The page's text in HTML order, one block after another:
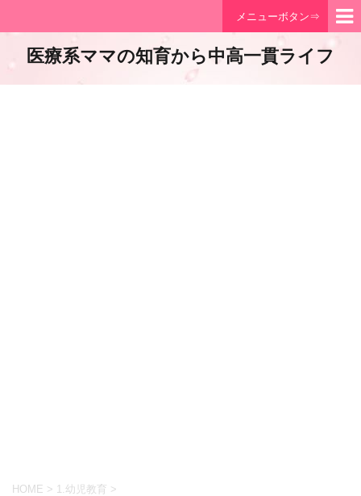
メニューボタン⇒
医療系ママの知育から中高一貫ライフ
HOME > 1.幼児教育 >